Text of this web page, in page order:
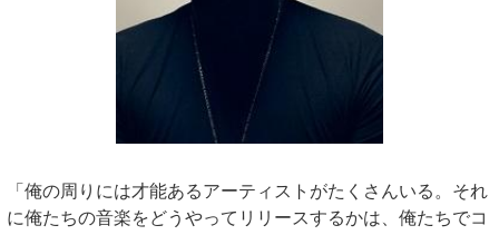
「俺の周りには才能あるアーティストがたくさんいる。それ
に俺たちの音楽をどうやってリリースするかは、俺たちでコ